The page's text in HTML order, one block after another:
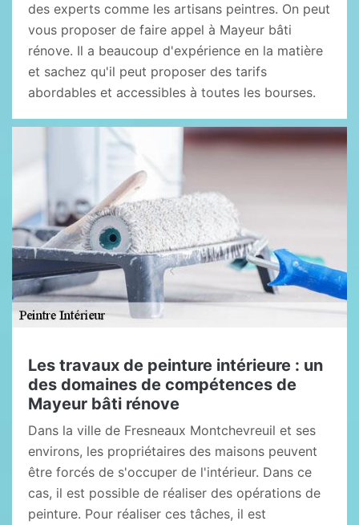
des experts comme les artisans peintres. On peut
vous proposer de faire appel à Mayeur bâti
rénove. Il a beaucoup d'expérience en la matière
et sachez qu'il peut proposer des tarifs
abordables et accessibles à toutes les bourses.
Les travaux de peinture intérieure : un
des domaines de compétences de
Mayeur bâti rénove
Dans la ville de Fresneaux Montchevreuil et ses
environs, les propriétaires des maisons peuvent
être forcés de s'occuper de l'intérieur. Dans ce
cas, il est possible de réaliser des opérations de
peinture. Pour réaliser ces tâches, il est